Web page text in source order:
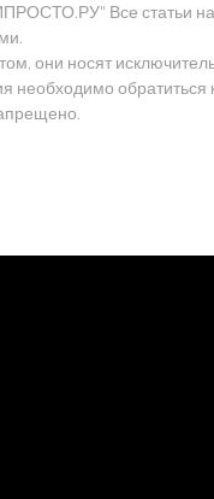
Все статьи
они носят
необходимо обратиться